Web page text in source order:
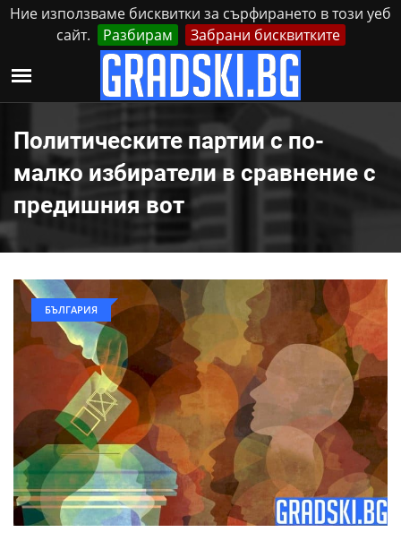
Ние използваме бисквитки за сърфирането в този уеб
сайт.
Разбирам Забрани бисквитките
Петък, 7 Август, 2026 Реклама Контакти
Политическите партии с по-
малко избиратели в сравнение с
предишния вот
БЪЛГАРИЯ